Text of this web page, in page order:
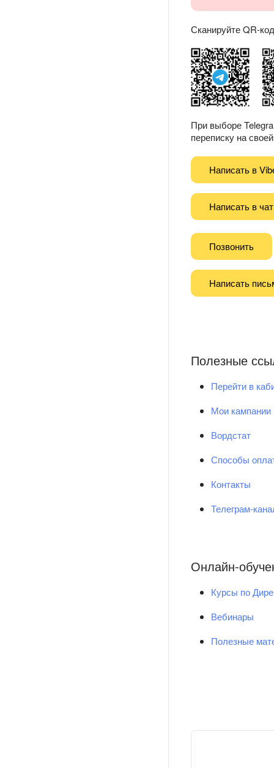
Сканируйте QR-
При выборе
переписку на
Написать в
Написать в чат
Позвонить
Написать
Полезные
Перейти в
Мои кампании
Вордстат
Способы
Контакты
Телеграм-
Онлайн-
Курсы по
Вебинары
Полезные